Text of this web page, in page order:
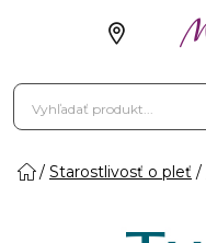
Starostlivosť o pleť